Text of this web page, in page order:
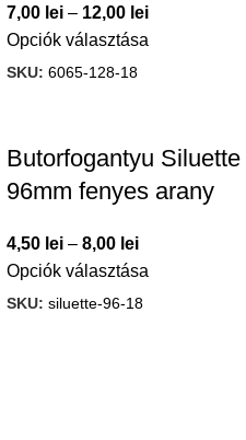
7,00 lei – 12,00 lei
Opciók választása
SKU: 6065-128-18
Butorfogantyu Siluette
96mm fenyes arany
4,50 lei – 8,00 lei
Opciók választása
SKU: siluette-96-18